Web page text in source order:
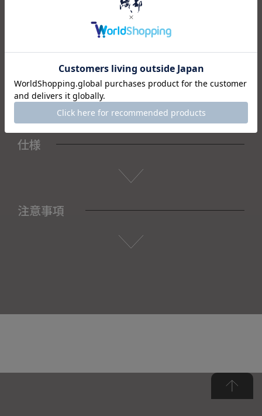
ご注文いただいたタイミングによって織部下北沢店頭で売り
切れた場合は、キャンセルさせて頂きます。
また織部下北沢店からの出荷になりますので、ご注文確認
後、送料を再計算し改めてご請求金額についてのご連絡をさ
せていただきます。
予めご了承くださいませ。
仕様
注意事項